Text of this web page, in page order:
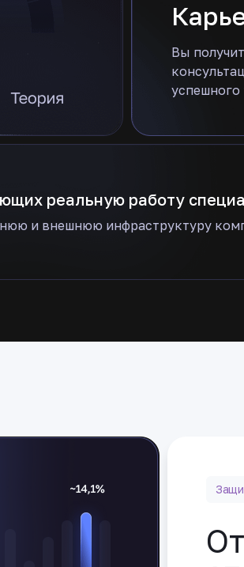
и внешнюю инфраструктуру
реальную работу
Вы
успешного